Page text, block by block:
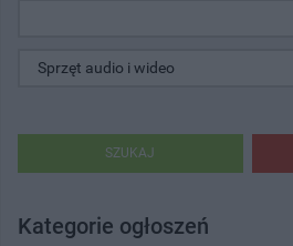
SZUKAJ
Kategorie ogłoszeń